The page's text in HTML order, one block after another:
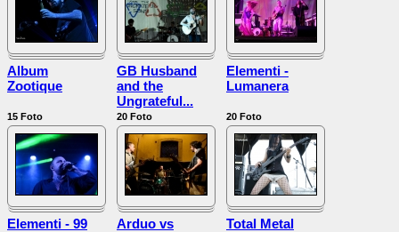
Album
Zootique
15 Foto
GB Husband
and the
Ungrateful...
20 Foto
Elementi -
Lumanera
20 Foto
Elementi - 99
Arduo vs
Total Metal